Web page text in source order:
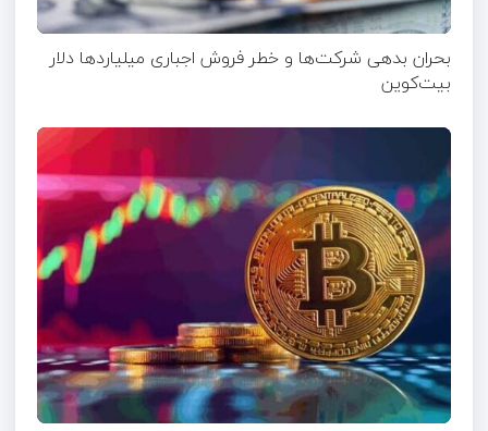
بحران بدهی شرکت‌ها و خطر فروش اجباری میلیاردها دلار
بیت‌کوین